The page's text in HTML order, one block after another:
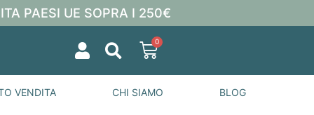
PAESI UE SOPRA I 250€
0
VENDITA CHI SIAMO BLOG